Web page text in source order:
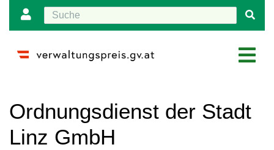
Ordnungsdienst der Stadt
Linz GmbH